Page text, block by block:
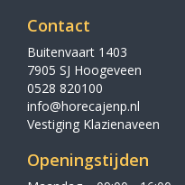
Contact
Buitenvaart 1403
7905 SJ Hoogeveen
0528 820100
info@horecajenp.nl
Vestiging Klazienaveen
Openingstijden